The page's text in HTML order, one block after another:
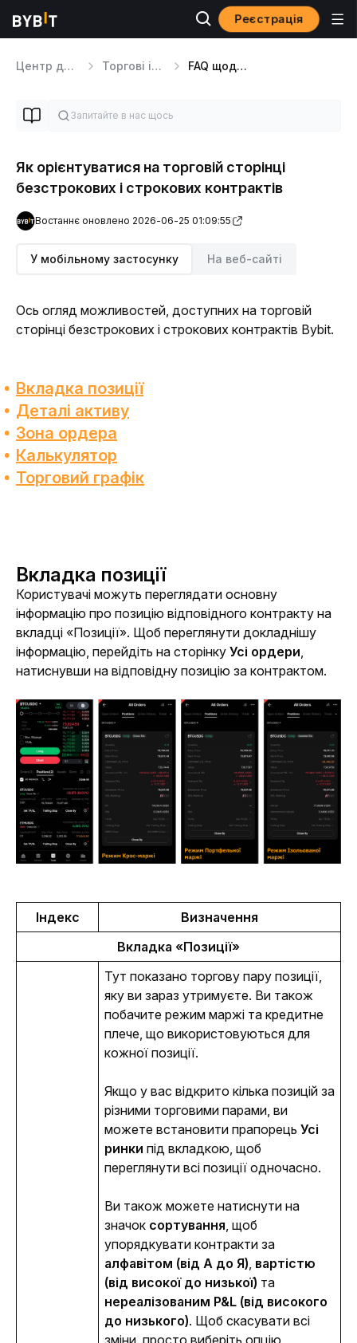
Реєстрація
Центр допомоги Торгові інструменти FAQ щодо торгівлі
Як орієнтуватися на торговій сторінці
безстрокових і строкових контрактів
Востаннє оновлено 2026-06-25 01:09:55
У мобільному застосунку На веб-сайті
Ось огляд можливостей, доступних на торговій
сторінці безстрокових і строкових контрактів Bybit.
Вкладка позиції
Деталі активу
Зона ордера
Калькулятор
Торговий графік
Вкладка позиції
Користувачі можуть переглядати основну
інформацію про позицію відповідного контракту на
вкладці «Позиції». Щоб переглянути докладнішу
інформацію, перейдіть на сторінку Усі ордери,
натиснувши на відповідну позицію за контрактом.
Індекс
Визначення
Вкладка «Позиції»
Тут показано торгову пару позиції,
яку ви зараз утримуєте. Ви також
побачите режим маржі та кредитне
плече, що використовуються для
кожної позиції.
Якщо у вас відкрито кілька позицій за
різними торговими парами, ви
можете встановити прапорець Усі
ринки під вкладкою, щоб
переглянути всі позиції одночасно.
Ви також можете натиснути на
значок сортування, щоб
упорядкувати контракти за
алфавітом (від А до Я), вартістю
(від високої до низької)
та
нереалізованим P&L (від високого
до низького). Щоб скасувати всі